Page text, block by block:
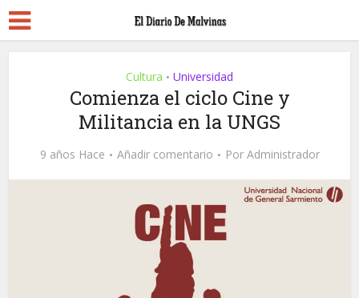
Cultura • Universidad
Comienza el ciclo Cine y
Militancia en la UNGS
9 años Hace Añadir comentario Por Administrador